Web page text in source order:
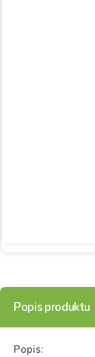
Popis produktu
Popis: